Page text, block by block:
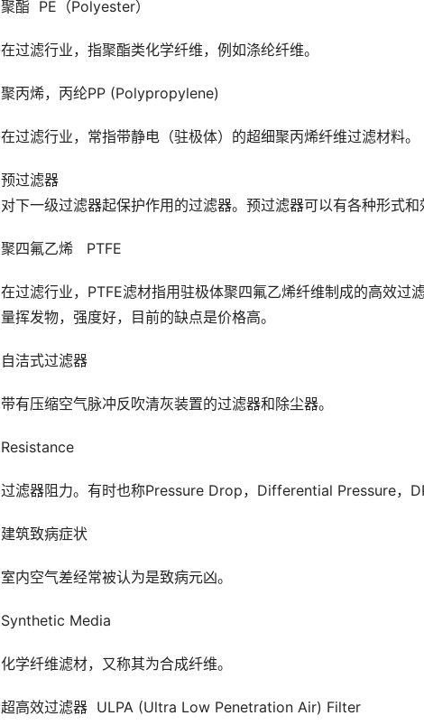
聚酯  PE（Polyester）
在过滤行业，指聚酯类化学纤维，例如涤纶纤维。
聚丙烯，丙纶PP (Polypropylene)
在过滤行业，常指带静电（驻极体）的超细聚丙烯纤维过滤材料。
预过滤器
对下一级过滤器起保护作用的过滤器。预过滤器可以有各种形式
聚四氟乙烯   PTFE
在过滤行业，PTFE滤材指用驻极体聚四氟乙烯纤维制成的高效过
量挥发物，强度好，目前的缺点是价格高。
自洁式过滤器
带有压缩空气脉冲反吹清灰装置的过滤器和除尘器。
Resistance
过滤器阻力。有时也称Pressure Drop，Differential Pressure，
建筑致病症状
室内空气差经常被认为是致病元凶。
Synthetic Media
化学纤维滤材，又称其为合成纤维。
超高效过滤器  ULPA (Ultra Low Penetration Air) Filter